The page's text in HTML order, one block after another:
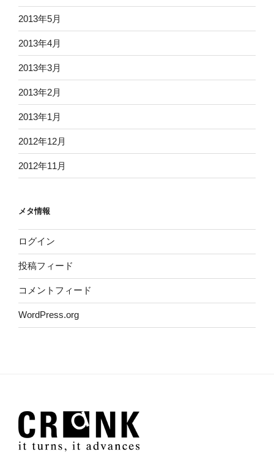
2013年5月
2013年4月
2013年3月
2013年2月
2013年1月
2012年12月
2012年11月
メタ情報
ログイン
投稿フィード
コメントフィード
WordPress.org